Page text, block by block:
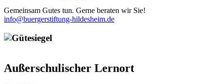
Gemeinsam Gutes tun. Gerne beraten wir Sie!
info@buergerstiftung-hildesheim.de
Außerschulischer Lernort